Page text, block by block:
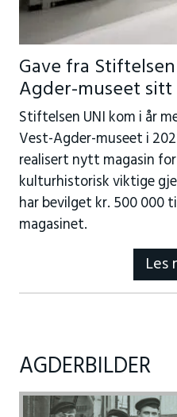
Gave fra
Agder-museet sitt
Stiftelsen UNI kom i år
Vest-Agder-museet i
realisert nytt magasin
kulturhistorisk viktige
har bevilget kr. 500 000
magasinet.
Les
AGDERBILDER